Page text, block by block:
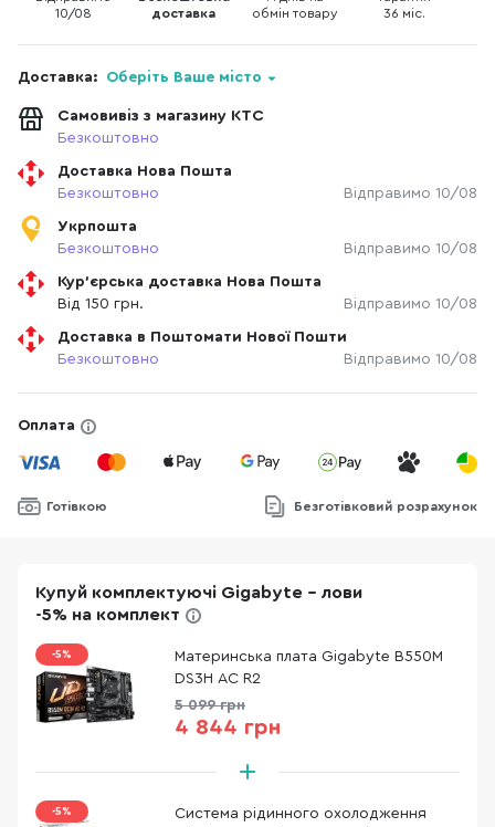
10/08
доставка
обмін товару
36 міс.
Доставка: Оберіть Ваше місто
Самовивіз з магазину КТС
Безкоштовно
Доставка Нова Пошта
Безкоштовно
Відправимо 10/08
Укрпошта
Безкоштовно
Відправимо 10/08
Кур'єрська доставка Нова Пошта
Від 150 грн.
Відправимо 10/08
Доставка в Поштомати Нової Пошти
Безкоштовно
Відправимо 10/08
Оплата
Готівкою Безготівковий розрахунок
Купуй комплектуючі Gigabyte - лови
-5% на комплект
-5%
Материнська плата Gigabyte B550M
DS3H AC R2
5 099 грн
4 844 грн
-5%
Система рідинного охолодження